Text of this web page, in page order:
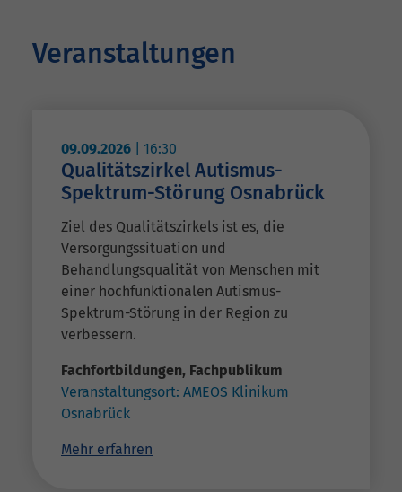
Veranstaltungen
09.09.2026 16:30
Qualitätszirkel Autismus-
Spektrum-Störung Osnabrück
Ziel des Qualitätszirkels ist es, die
Versorgungssituation und
Behandlungsqualität von Menschen mit
einer hochfunktionalen Autismus-
Spektrum-Störung in der Region zu
verbessern.
Fachfortbildungen, Fachpublikum
Veranstaltungsort: AMEOS Klinikum
Osnabrück
Mehr erfahren